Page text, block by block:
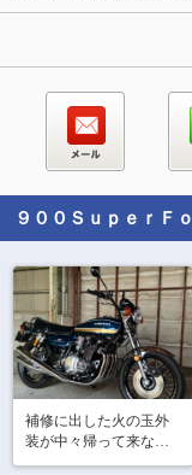
９００ＳｕｐｅｒＦ
補修に出した火の玉外
装が中々帰って来ない
ので前回の2Fタイガー